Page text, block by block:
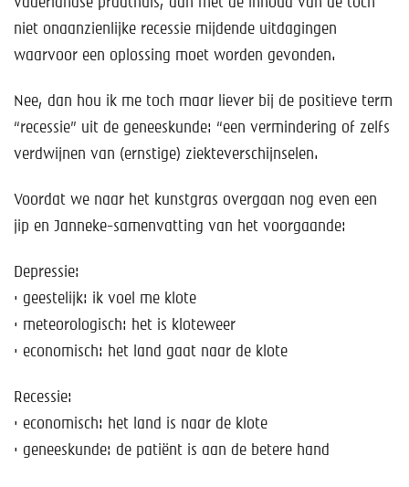
niet onaanzienlijke recessie mijdende uitdagingen
waarvoor een oplossing moet worden gevonden.
Nee, dan hou ik me toch maar liever bij de positieve term
“recessie” uit de geneeskunde: “een vermindering of zelfs
verdwijnen van (ernstige) ziekteverschijnselen.
Voordat we naar het kunstgras overgaan nog even een
jip en Janneke-samenvatting van het voorgaande:
Depressie:
· geestelijk: ik voel me klote
· meteorologisch: het is kloteweer
· economisch: het land gaat naar de klote
Recessie:
· economisch: het land is naar de klote
· geneeskunde: de patiënt is aan de betere hand